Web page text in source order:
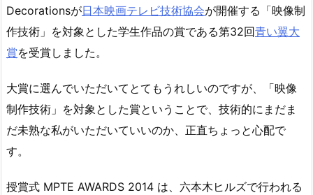
Decorationsが日本映画テレビ技術協会が開催する「映像制
作技術」を対象とした学生作品の賞である第32回青い翼大
賞を受賞しました。
大賞に選んでいただいてとてもうれしいのですが、「映像
制作技術」を対象とした賞ということで、技術的にまだま
だ未熟な私がいただいていいのか、正直ちょっと心配で
す。
授賞式 MPTE AWARDS 2014 は、六本木ヒルズで行われる